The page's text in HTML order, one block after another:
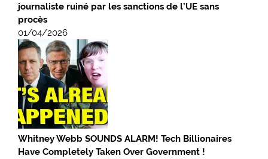
journaliste ruiné par les sanctions de l’UE sans
procès
01/04/2026
Whitney Webb SOUNDS ALARM! Tech Billionaires
Have Completely Taken Over Government !